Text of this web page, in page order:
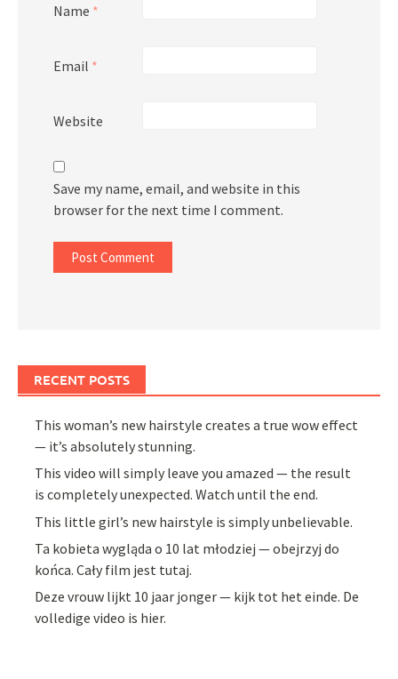
Name *
Email *
Website
Save my name, email, and website in this
browser for the next time I comment.
RECENT POSTS
This woman’s new hairstyle creates a true wow effect
— it’s absolutely stunning.
This video will simply leave you amazed — the result
is completely unexpected. Watch until the end.
This little girl’s new hairstyle is simply unbelievable.
Ta kobieta wygląda o 10 lat młodziej — obejrzyj do
końca. Cały film jest tutaj.
Deze vrouw lijkt 10 jaar jonger — kijk tot het einde. De
volledige video is hier.